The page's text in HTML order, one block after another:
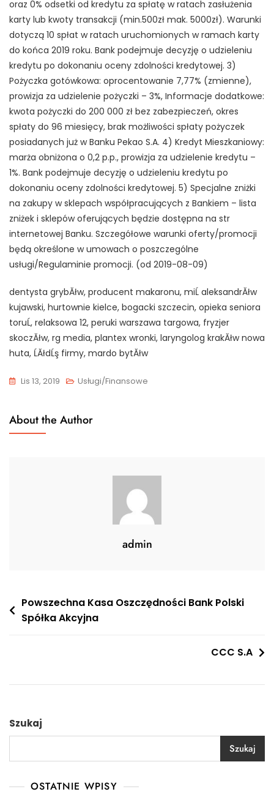
oraz 0% odsetki od kredytu za spłatę w ratach zasłużenia
karty lub kwoty transakcji (min.500zł mak. 5000zł). Warunki
dotyczą 10 spłat w ratach uruchomionych w ramach karty
do końca 2019 roku. Bank podejmuje decyzję o udzieleniu
kredytu po dokonaniu oceny zdolności kredytowej. 3)
Pożyczka gotówkowa: oprocentowanie 7,77% (zmienne),
prowizja za udzielenie pożyczki – 3%, Informacje dodatkowe:
kwota pożyczki do 200 000 zł bez zabezpieczeń, okres
spłaty do 96 miesięcy, brak możliwości spłaty pożyczek
posiadanych już w Banku Pekao S.A. 4) Kredyt Mieszkaniowy:
marża obniżona o 0,2 p.p., prowizja za udzielenie kredytu –
1%. Bank podejmuje decyzję o udzieleniu kredytu po
dokonaniu oceny zdolności kredytowej. 5) Specjalne zniżki
na zakupy w sklepach współpracujących z Bankiem – lista
zniżek i sklepów oferujących będzie dostępna na str
internetowej Banku. Szczegółowe warunki oferty/promocji
będą określone w umowach o poszczególne
usługi/Regulaminie promocji. (od 2019-08-09)
dentysta grybĂłw, producent makaronu, miĹ aleksandrĂłw
kujawski, hurtownie kielce, bogacki szczecin, opieka seniora
toruĹ, relaksowa 12, peruki warszawa targowa, fryzjer
skoczĂłw, rg media, plantex wronki, laryngolog krakĂłw nowa
huta, ĹĂłdĹş firmy, mardo bytĂłw
Lis 13, 2019 Usługi/Finansowe
About the Author
admin
Nawigacja
wpisu
Powszechna Kasa Oszczędności Bank Polski
Spółka Akcyjna
CCC S.A
Szukaj
Szukaj
OSTATNIE WPISY